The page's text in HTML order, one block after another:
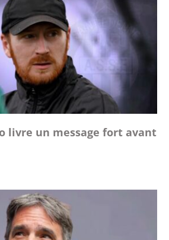
livre un message fort avant